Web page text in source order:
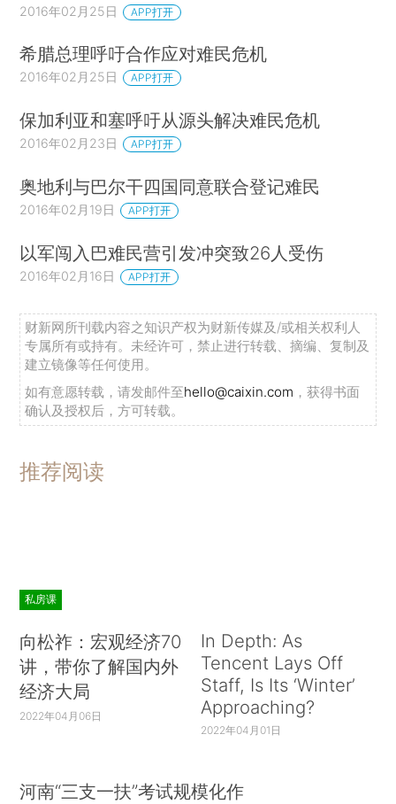
2016年02月25日 APP打开
希腊总理呼吁合作应对难民危机
2016年02月25日 APP打开
保加利亚和塞呼吁从源头解决难民危机
2016年02月23日 APP打开
奥地利与巴尔干四国同意联合登记难民
2016年02月19日 APP打开
以军闯入巴难民营引发冲突致26人受伤
2016年02月16日 APP打开
财新网所刊载内容之知识产权为财新传媒及/或相关权利人
专属所有或持有。未经许可，禁止进行转载、摘编、复制及
建立镜像等任何使用。
如有意愿转载，请发邮件至hello@caixin.com ，获得书面
确认及授权后，方可转载。
推荐阅读
私房课
向松祚：宏观经济70
讲，带你了解国内外
经济大局
2022年04月06日
In Depth: As
Tencent Lays Off
Staff, Is Its ‘Winter’
Approaching?
2022年04月01日
河南“三支一扶”考试规模化作